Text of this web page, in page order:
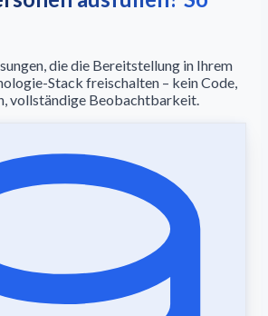
die die Bereitstellung in Ihrem
Stack freischalten – kein Code,
vollständige Beobachtbarkeit.